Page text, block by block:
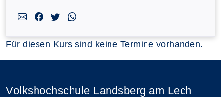
Für diesen Kurs sind keine Termine vorhanden.
Volkshochschule Landsberg am Lech